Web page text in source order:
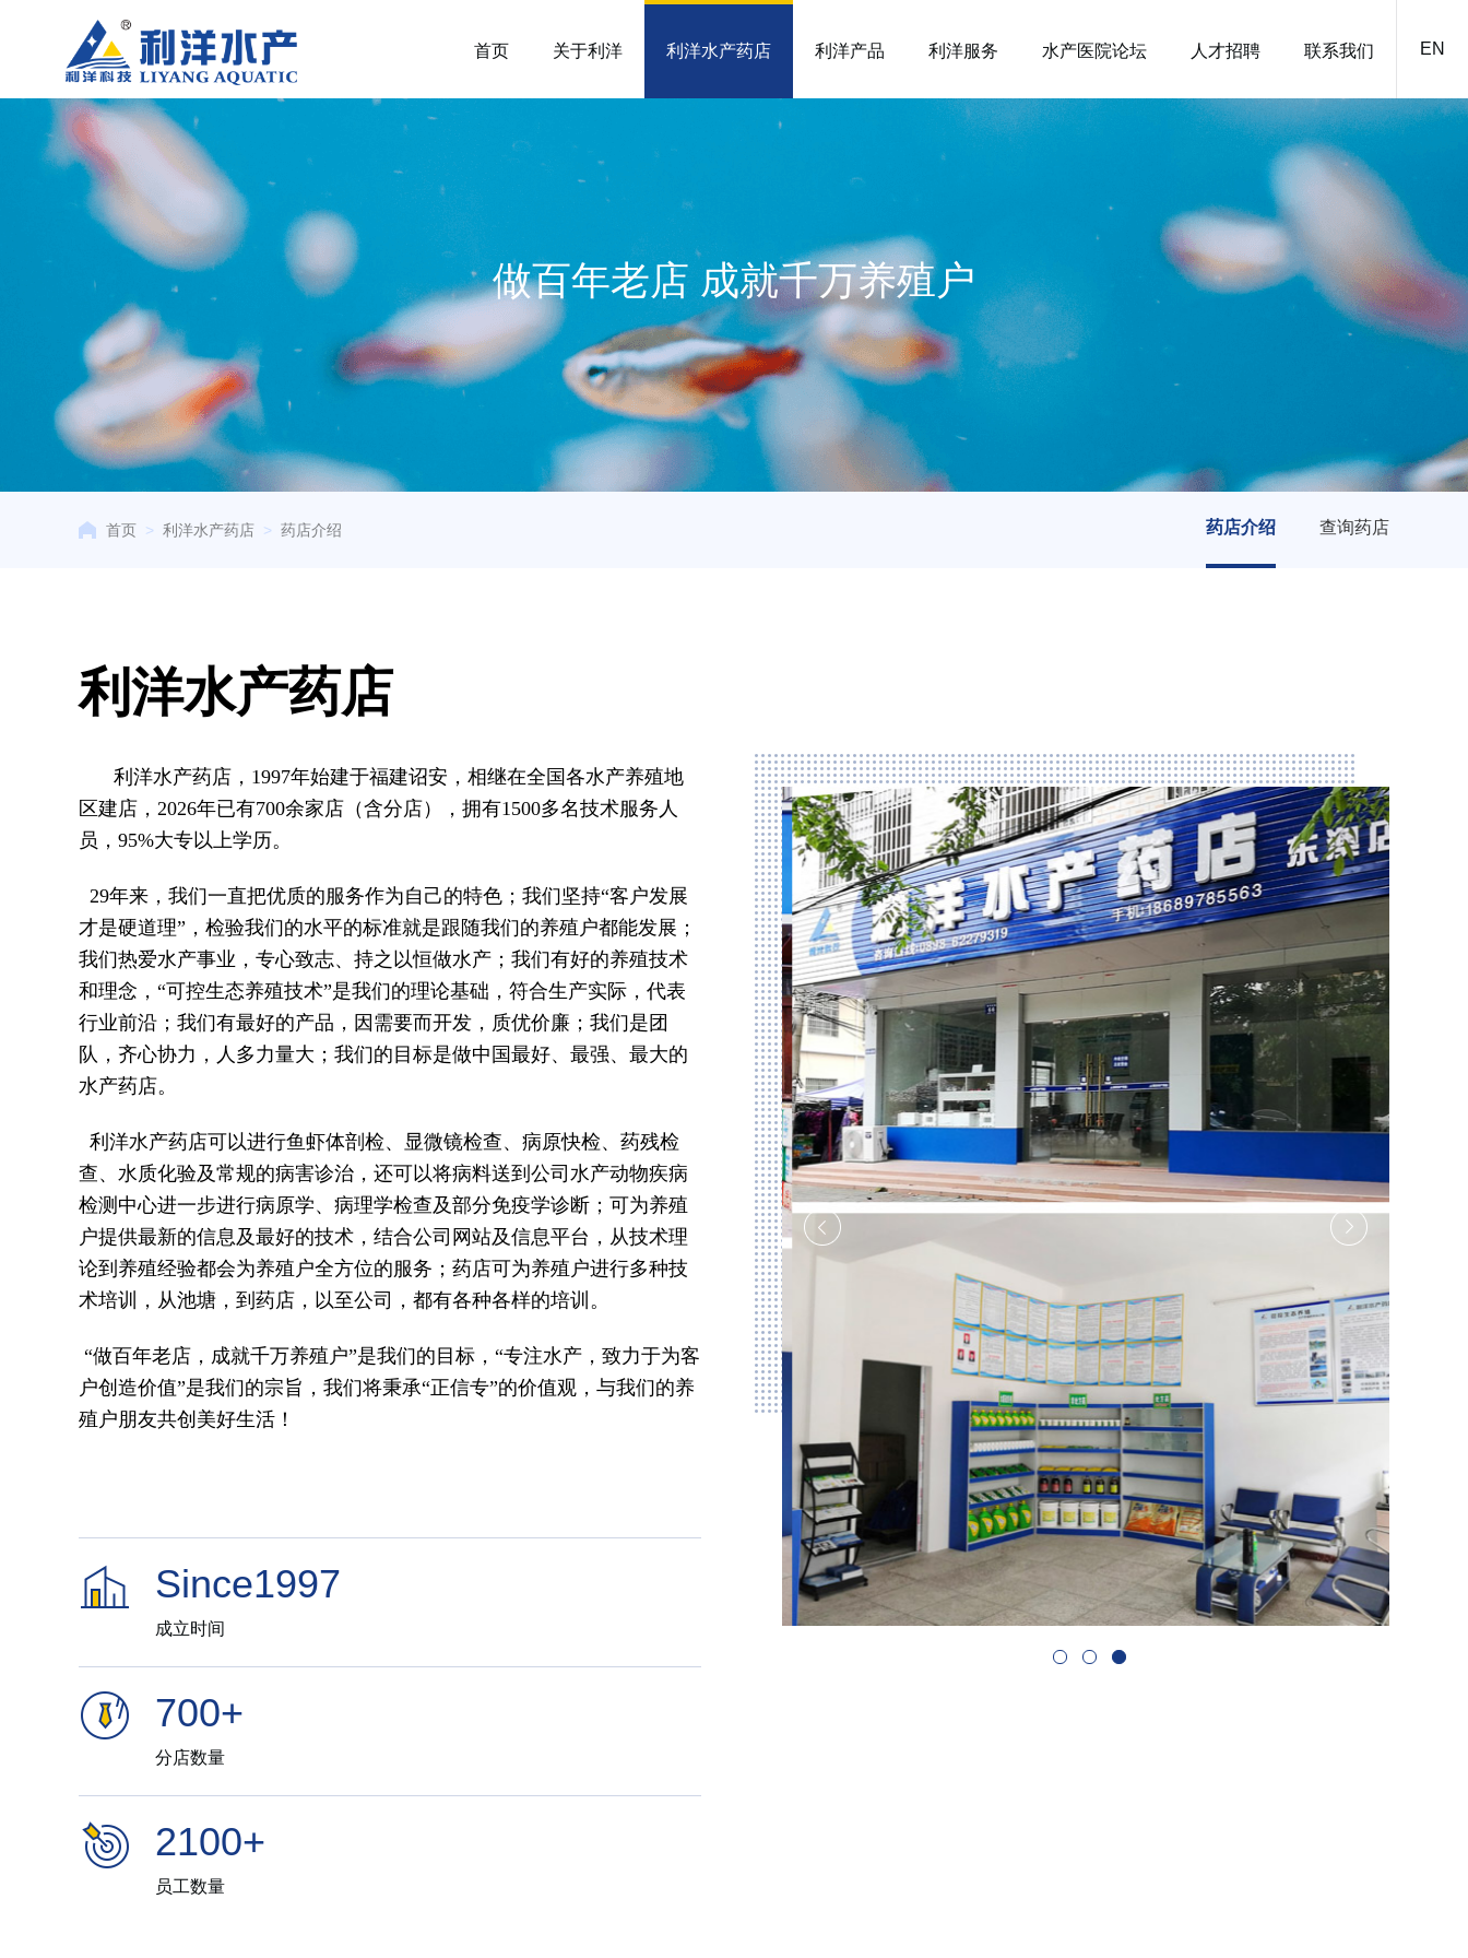
首页 关于利洋 利洋水产药店 利洋产品 利洋服务 水产医院论坛 人才招聘 联系我们 EN
做百年老店 成就千万养殖户
首页 > 利洋水产药店 > 药店介绍 药店介绍 查询药店
利洋水产药店
利洋水产药店，1997年始建于福建诏安，相继在全国各水产养殖地
区建店，2026年已有700余家店（含分店），拥有1500多名技术服务人
员，95%大专以上学历。
29年来，我们一直把优质的服务作为自己的特色；我们坚持“客户发展
才是硬道理”，检验我们的水平的标准就是跟随我们的养殖户都能发展；
我们热爱水产事业，专心致志、持之以恒做水产；我们有好的养殖技术
和理念，“可控生态养殖技术”是我们的理论基础，符合生产实际，代表
行业前沿；我们有最好的产品，因需要而开发，质优价廉；我们是团
队，齐心协力，人多力量大；我们的目标是做中国最好、最强、最大的
水产药店。
利洋水产药店可以进行鱼虾体剖检、显微镜检查、病原快检、药残检
查、水质化验及常规的病害诊治，还可以将病料送到公司水产动物疾病
检测中心进一步进行病原学、病理学检查及部分免疫学诊断；可为养殖
户提供最新的信息及最好的技术，结合公司网站及信息平台，从技术理
论到养殖经验都会为养殖户全方位的服务；药店可为养殖户进行多种技
术培训，从池塘，到药店，以至公司，都有各种各样的培训。
“做百年老店，成就千万养殖户”是我们的目标，“专注水产，致力于为客
户创造价值”是我们的宗旨，我们将秉承“正信专”的价值观，与我们的养
殖户朋友共创美好生活！
Since1997
成立时间
700+
分店数量
2100+
员工数量